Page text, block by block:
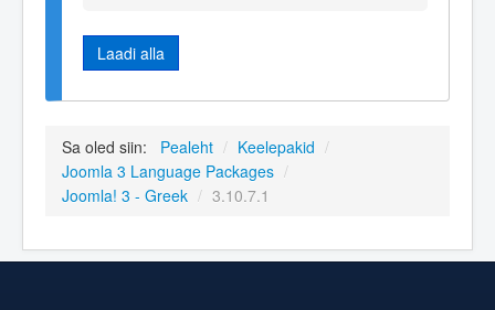
Laadi alla
Sa oled siin: Pealeht / Keelepakid /
Joomla 3 Language Packages /
Joomla! 3 - Greek / 3.10.7.1